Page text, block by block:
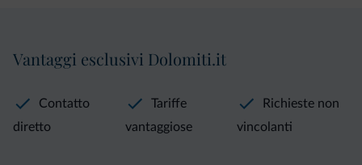
Vantaggi esclusivi Dolomiti.it
Contatto
diretto
Tariffe
vantaggiose
Richieste non
vincolanti